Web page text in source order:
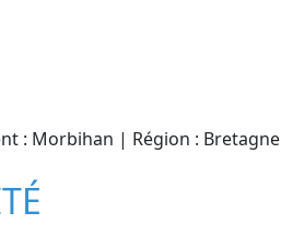
: Morbihan | Région : Bretagne